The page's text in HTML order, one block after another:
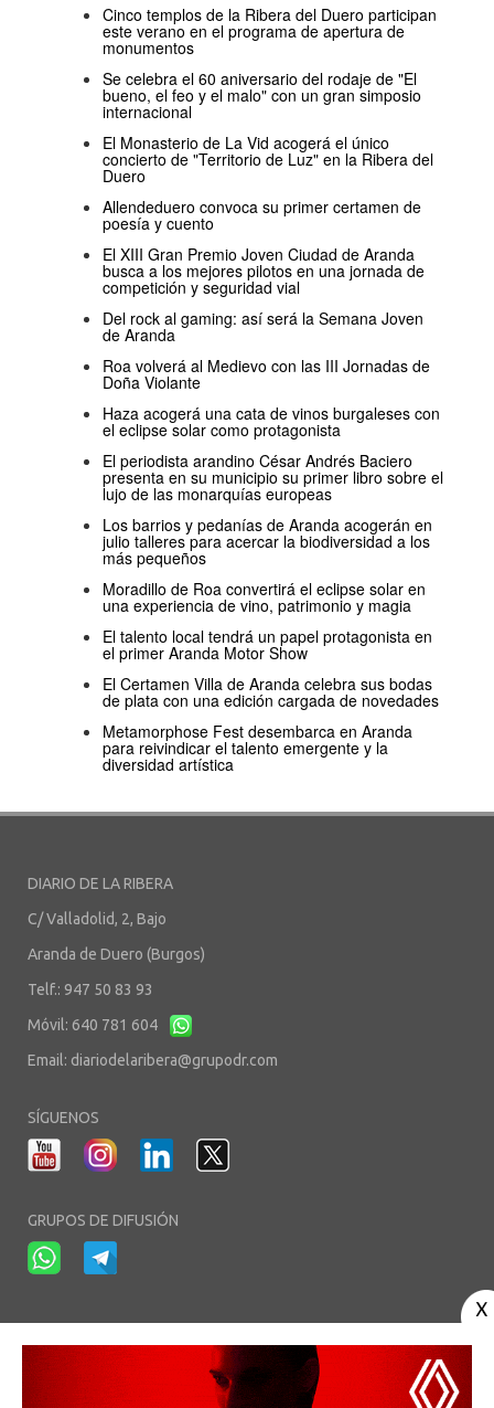
Cinco templos de la Ribera del Duero participan
este verano en el programa de apertura de
monumentos
Se celebra el 60 aniversario del rodaje de "El
bueno, el feo y el malo" con un gran simposio
internacional
El Monasterio de La Vid acogerá el único
concierto de "Territorio de Luz" en la Ribera del
Duero
Allendeduero convoca su primer certamen de
poesía y cuento
El XIII Gran Premio Joven Ciudad de Aranda
busca a los mejores pilotos en una jornada de
competición y seguridad vial
Del rock al gaming: así será la Semana Joven
de Aranda
Roa volverá al Medievo con las III Jornadas de
Doña Violante
Haza acogerá una cata de vinos burgaleses con
el eclipse solar como protagonista
El periodista arandino César Andrés Baciero
presenta en su municipio su primer libro sobre el
lujo de las monarquías europeas
Los barrios y pedanías de Aranda acogerán en
julio talleres para acercar la biodiversidad a los
más pequeños
Moradillo de Roa convertirá el eclipse solar en
una experiencia de vino, patrimonio y magia
El talento local tendrá un papel protagonista en
el primer Aranda Motor Show
El Certamen Villa de Aranda celebra sus bodas
de plata con una edición cargada de novedades
Metamorphose Fest desembarca en Aranda
para reivindicar el talento emergente y la
diversidad artística
DIARIO DE LA RIBERA
C/ Valladolid, 2, Bajo
Aranda de Duero (Burgos)
Telf.: 947 50 83 93
Móvil: 640 781 604
Email: diariodelaribera@grupodr.com
SÍGUENOS
GRUPOS DE DIFUSIÓN